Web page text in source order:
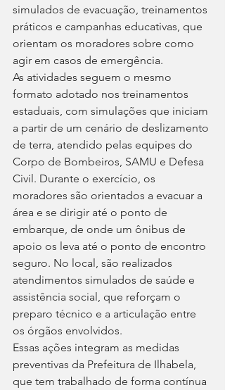
simulados de evacuação, treinamentos
práticos e campanhas educativas, que
orientam os moradores sobre como
agir em casos de emergência.
As atividades seguem o mesmo
formato adotado nos treinamentos
estaduais, com simulações que iniciam
a partir de um cenário de deslizamento
de terra, atendido pelas equipes do
Corpo de Bombeiros, SAMU e Defesa
Civil. Durante o exercício, os
moradores são orientados a evacuar a
área e se dirigir até o ponto de
embarque, de onde um ônibus de
apoio os leva até o ponto de encontro
seguro. No local, são realizados
atendimentos simulados de saúde e
assistência social, que reforçam o
preparo técnico e a articulação entre
os órgãos envolvidos.
Essas ações integram as medidas
preventivas da Prefeitura de Ilhabela,
que tem trabalhado de forma contínua